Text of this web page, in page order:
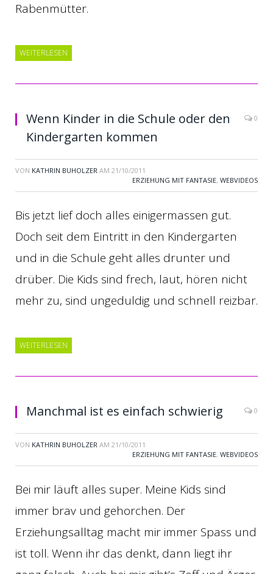
Rabenmütter.
WEITERLESEN
Wenn Kinder in die Schule oder den
Kindergarten kommen
0
VON KATHRIN BUHOLZER AM 21/10/2011
ERZIEHUNG MIT FANTASIE, WEBVIDEOS
Bis jetzt lief doch alles einigermassen gut.
Doch seit dem Eintritt in den Kindergarten
und in die Schule geht alles drunter und
drüber. Die Kids sind frech, laut, hören nicht
mehr zu, sind ungeduldig und schnell reizbar.
WEITERLESEN
Manchmal ist es einfach schwierig 0
VON KATHRIN BUHOLZER AM 21/10/2011
ERZIEHUNG MIT FANTASIE, WEBVIDEOS
Bei mir läuft alles super. Meine Kids sind
immer brav und gehorchen. Der
Erziehungsalltag macht mir immer Spass und
ist toll. Wenn ihr das denkt, dann liegt ihr